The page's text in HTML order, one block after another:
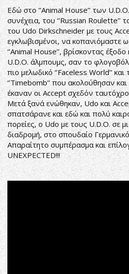
Εδώ στο ‘’Animal House’’ των
συνέχεια, του ‘’Russian Roulette’’
του Udo Dirkschneider με τους
εγκλωβισμένοι, να κοπανιόμαστε
‘’Animal House’’, βρίσκοντας
U.D.O. άλμπουμς, σαν το
πιο μελωδικό ‘’Faceless World’’
‘’Timebomb’’ που ακολούθησαν
έκαναν οι Accept σχεδόν
Μετά ξανά ενώθηκαν, Udo και
σπατσάρανε και εδώ και πολύ
πορείες, ο Udo με τους U.D.O. σε
διαδρομή, στο σπουδαίο
Απαραίτητο συμπέρασμα και
UNEXPECTED!!!